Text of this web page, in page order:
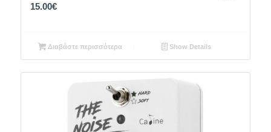
15.00€
Διαβάστε περισσότερα Show Details